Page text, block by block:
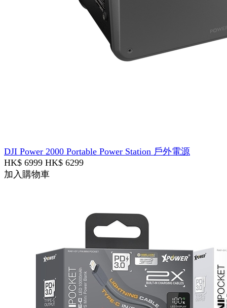
DJI Power 2000 Portable Power Station 戶外電源
HK$ 6999 HK$ 6299
加入購物車